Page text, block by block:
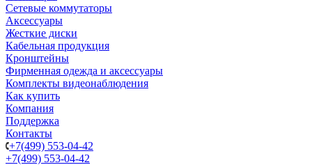
Сетевые коммутаторы
Аксессуары
Жесткие диски
Кабельная продукция
Кронштейны
Фирменная одежда и аксессуары
Комплекты видеонаблюдения
Как купить
Компания
Поддержка
Контакты
+7(499) 553-04-42
+7(499) 553-04-42